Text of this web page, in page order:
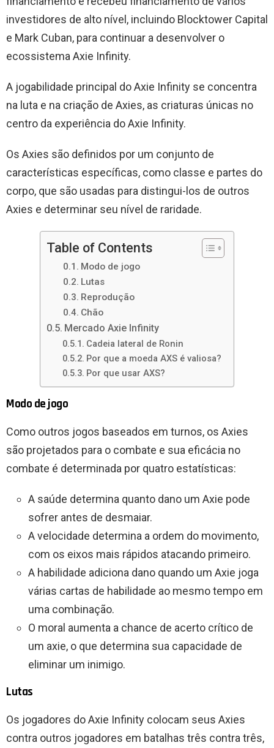
investidores de alto nível, incluindo Blocktower Capital
e Mark Cuban, para continuar a desenvolver o
ecossistema Axie Infinity.
A jogabilidade principal do Axie Infinity se concentra
na luta e na criação de Axies, as criaturas únicas no
centro da experiência do Axie Infinity.
Os Axies são definidos por um conjunto de
características específicas, como classe e partes do
corpo, que são usadas para distingui-los de outros
Axies e determinar seu nível de raridade.
Table of Contents
Modo de jogo
Lutas
Reprodução
Chão
Mercado Axie Infinity
Cadeia lateral de Ronin
Por que a moeda AXS é valiosa?
Por que usar AXS?
Modo de jogo
Como outros jogos baseados em turnos, os Axies
são projetados para o combate e sua eficácia no
combate é determinada por quatro estatísticas:
A saúde determina quanto dano um Axie pode
sofrer antes de desmaiar.
A velocidade determina a ordem do movimento,
com os eixos mais rápidos atacando primeiro.
A habilidade adiciona dano quando um Axie joga
várias cartas de habilidade ao mesmo tempo em
uma combinação.
O moral aumenta a chance de acerto crítico de
um axie, o que determina sua capacidade de
eliminar um inimigo.
Lutas
Os jogadores do Axie Infinity colocam seus Axies
contra outros jogadores em batalhas três contra três,